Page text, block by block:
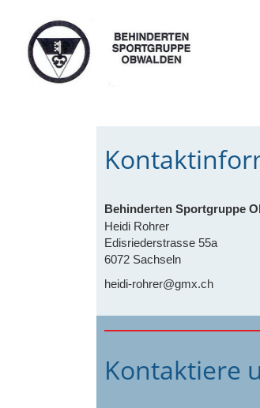
Behinderten Sportgruppe
Heidi Rohrer
Edisriederstrasse 55a
6072 Sachseln
heidi-rohrer@gmx.ch
Kontaktiere